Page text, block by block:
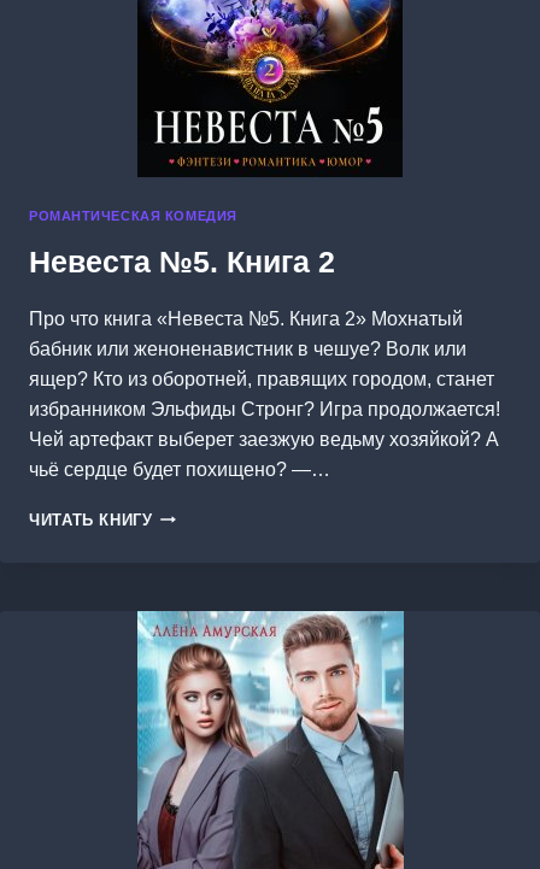
РОМАНТИЧЕСКАЯ КОМЕДИЯ
Невеста №5. Книга 2
Про что книга «Невеста №5. Книга 2» Мохнатый
бабник или женоненавистник в чешуе? Волк или
ящер? Кто из оборотней, правящих городом, станет
избранником Эльфиды Стронг? Игра продолжается!
Чей артефакт выберет заезжую ведьму хозяйкой? А
чьё сердце будет похищено? —…
ЧИТАТЬ КНИГУ НЕВЕСТА